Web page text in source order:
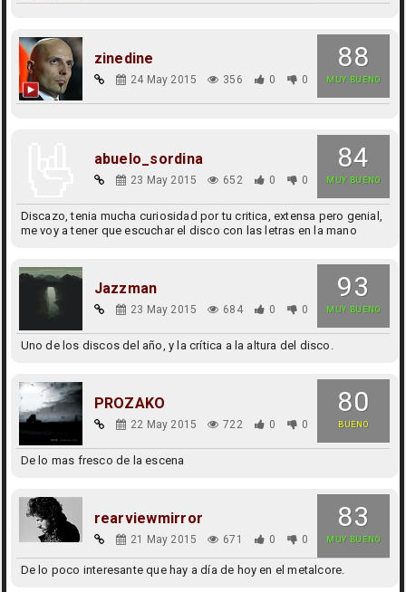
88
MUY BUENO
zinedine
24 May 2015 356 0 0
84
MUY BUENO
abuelo_sordina
23 May 2015 652 0 0
Discazo, tenia mucha curiosidad por tu critica, extensa pero genial,
me voy a tener que escuchar el disco con las letras en la mano
93
MUY BUENO
Jazzman
23 May 2015 684 0 0
Uno de los discos del año, y la crítica a la altura del disco.
80
BUENO
PROZAKO
22 May 2015 722 0 0
De lo mas fresco de la escena
83
MUY BUENO
rearviewmirror
21 May 2015 671 0 0
De lo poco interesante que hay a día de hoy en el metalcore.